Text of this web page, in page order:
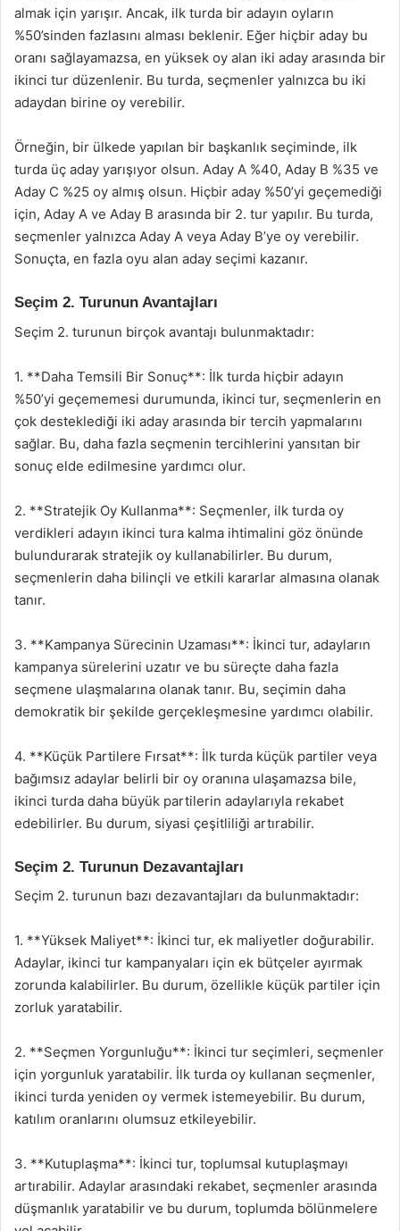
almak için yarışır. Ancak, ilk turda bir adayın oyların
%50’sinden fazlasını alması beklenir. Eğer hiçbir aday bu
oranı sağlayamazsa, en yüksek oy alan iki aday arasında bir
ikinci tur düzenlenir. Bu turda, seçmenler yalnızca bu iki
adaydan birine oy verebilir.
Örneğin, bir ülkede yapılan bir başkanlık seçiminde, ilk
turda üç aday yarışıyor olsun. Aday A %40, Aday B %35 ve
Aday C %25 oy almış olsun. Hiçbir aday %50’yi geçemediği
için, Aday A ve Aday B arasında bir 2. tur yapılır. Bu turda,
seçmenler yalnızca Aday A veya Aday B’ye oy verebilir.
Sonuçta, en fazla oyu alan aday seçimi kazanır.
Seçim 2. Turunun Avantajları
Seçim 2. turunun birçok avantajı bulunmaktadır:
1. **Daha Temsili Bir Sonuç**: İlk turda hiçbir adayın
%50’yi geçememesi durumunda, ikinci tur, seçmenlerin en
çok desteklediği iki aday arasında bir tercih yapmalarını
sağlar. Bu, daha fazla seçmenin tercihlerini yansıtan bir
sonuç elde edilmesine yardımcı olur.
2. **Stratejik Oy Kullanma**: Seçmenler, ilk turda oy
verdikleri adayın ikinci tura kalma ihtimalini göz önünde
bulundurarak stratejik oy kullanabilirler. Bu durum,
seçmenlerin daha bilinçli ve etkili kararlar almasına olanak
tanır.
3. **Kampanya Sürecinin Uzaması**: İkinci tur, adayların
kampanya sürelerini uzatır ve bu süreçte daha fazla
seçmene ulaşmalarına olanak tanır. Bu, seçimin daha
demokratik bir şekilde gerçekleşmesine yardımcı olabilir.
4. **Küçük Partilere Fırsat**: İlk turda küçük partiler veya
bağımsız adaylar belirli bir oy oranına ulaşamazsa bile,
ikinci turda daha büyük partilerin adaylarıyla rekabet
edebilirler. Bu durum, siyasi çeşitliliği artırabilir.
Seçim 2. Turunun Dezavantajları
Seçim 2. turunun bazı dezavantajları da bulunmaktadır:
1. **Yüksek Maliyet**: İkinci tur, ek maliyetler doğurabilir.
Adaylar, ikinci tur kampanyaları için ek bütçeler ayırmak
zorunda kalabilirler. Bu durum, özellikle küçük partiler için
zorluk yaratabilir.
2. **Seçmen Yorgunluğu**: İkinci tur seçimleri, seçmenler
için yorgunluk yaratabilir. İlk turda oy kullanan seçmenler,
ikinci turda yeniden oy vermek istemeyebilir. Bu durum,
katılım oranlarını olumsuz etkileyebilir.
3. **Kutuplaşma**: İkinci tur, toplumsal kutuplaşmayı
artırabilir. Adaylar arasındaki rekabet, seçmenler arasında
düşmanlık yaratabilir ve bu durum, toplumda bölünmelere